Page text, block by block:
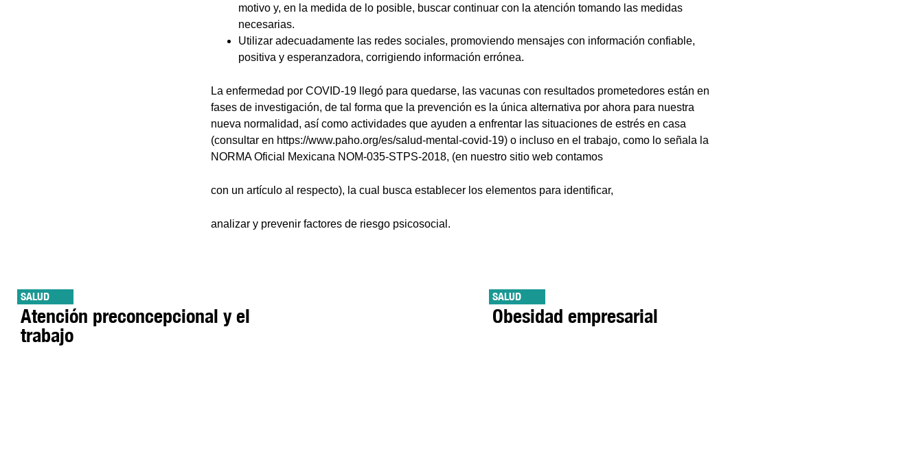
motivo y, en la medida de lo posible, buscar continuar con la atención tomando las medidas
necesarias.
Utilizar adecuadamente las redes sociales, promoviendo mensajes con información confiable,
positiva y esperanzadora, corrigiendo información errónea.
La enfermedad por COVID-19 llegó para quedarse, las vacunas con resultados prometedores están en
fases de investigación, de tal forma que la prevención es la única alternativa por ahora para nuestra
nueva normalidad, así como actividades que ayuden a enfrentar las situaciones de estrés en casa
(consultar en https://www.paho.org/es/salud-mental-covid-19) o incluso en el trabajo, como lo señala la
NORMA Oficial Mexicana NOM-035-STPS-2018, (en nuestro sitio web contamos
con un artículo al respecto), la cual busca establecer los elementos para identificar,
analizar y prevenir factores de riesgo psicosocial.
SALUD
Atención preconcepcional y el
trabajo
SALUD
Obesidad empresarial